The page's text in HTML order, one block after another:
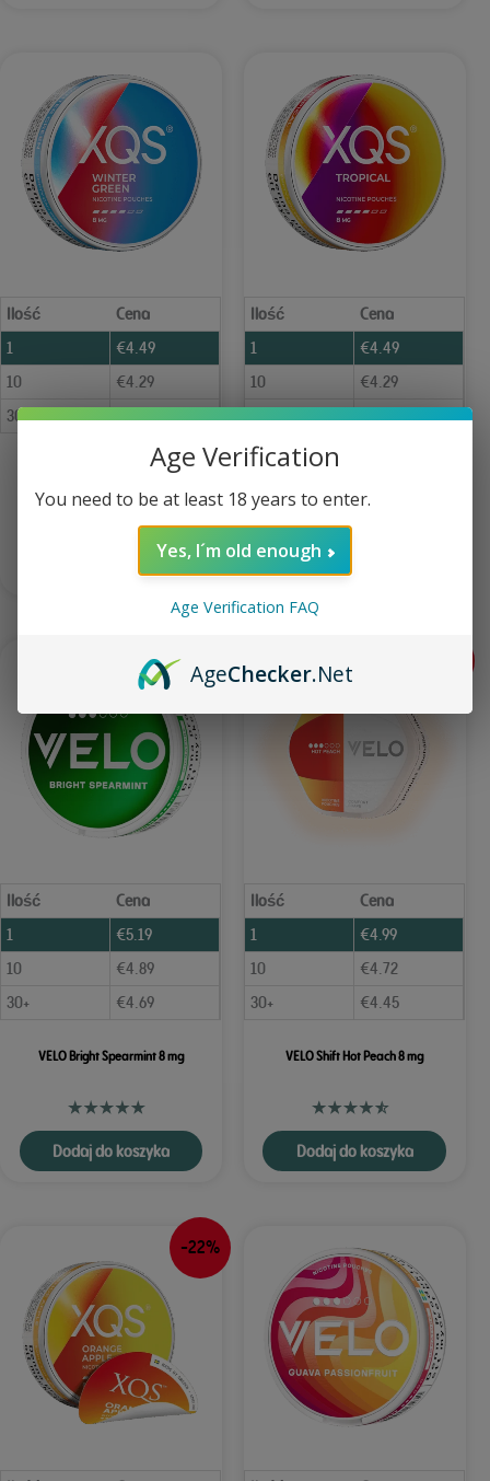
Ilość
Cena
1
€4.49
10
€4.29
30+
€4.09
XQS Wintergreen Slim Strong 8 mg
Dodaj do koszyka
Ilość
Cena
1
€4.49
10
€4.29
30+
€4.09
XQS Tropical Slim Strong 8 mg
Dodaj do koszyka
Ilość
Cena
1
€5.19
10
€4.89
30+
€4.69
VELO Bright Spearmint 8 mg
Dodaj do koszyka
Ilość
Cena
1
€4.99
10
€4.72
30+
€4.45
VELO Shift Hot Peach 8 mg
Dodaj do koszyka
-22%
Age Verification
You need to be at least 18 years to enter.
Yes, I´m old enough
Age Verification FAQ
AgeChecker.Net